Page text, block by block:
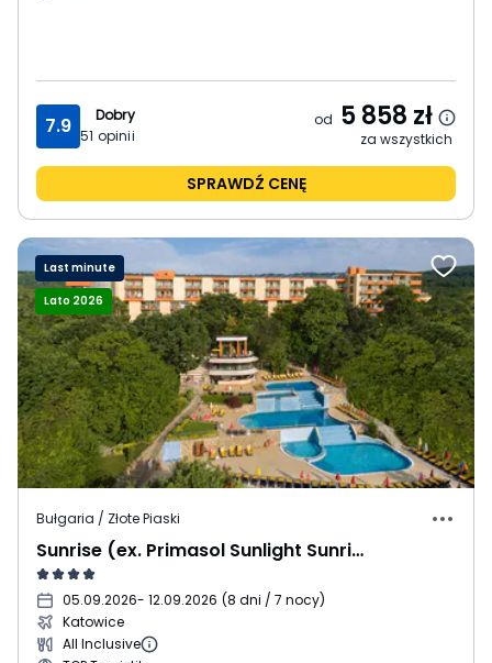
7.9
Dobry
51 opinii
od 5 858 zł
za wszystkich
SPRAWDŹ CENĘ
Last minute
Lato 2026
Bułgaria / Złote Piaski
Sunrise (ex. Primasol Sunlight Sunrise)
05.09.2026- 12.09.2026 (8 dni / 7 nocy)
Katowice
All Inclusive